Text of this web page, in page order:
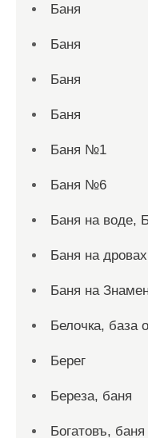
Баня
Баня
Баня
Баня
Баня №1
Баня №6
Баня на воде,
Баня на
Баня на
Белочка, база
Берег
Береза, баня
Богатовъ, баня